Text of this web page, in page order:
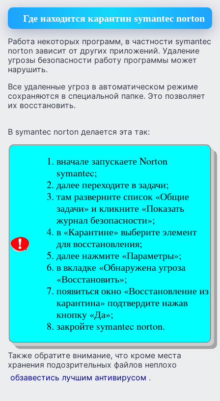
Где находится карантин symantec norton
Работа некоторых программ, в частности symantec
norton зависит от других приложений. Удаление
угрозы безопасности работу программы может
нарушить.
Все удаленные угроз в автоматическом режиме
сохраняются в специальной папке. Это позволяет
их восстановить.
В symantec norton делается эта так:
вначале запускаете Norton
symantec;
далее переходите в задачи;
там разверните список «Общие
задачи» и кликните «Показать
журнал безопасности»;
в «Карантине» выберите элемент
для восстановления;
далее нажмите «Параметры»;
в вкладке «Обнаружена угроза
«Восстановить»;
появиться окно «Восстановление из
карантина» подтвердите нажав
кнопку «Да»;
закройте symantec norton.
Также обратите внимание, что кроме места
хранения подозрительных файлов неплохо
обзавестись лучшим антивирусом .